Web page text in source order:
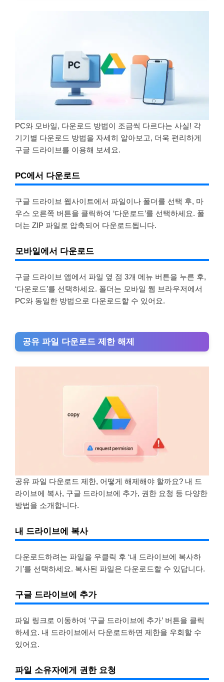
PC와 모바일, 다운로드 방법이 조금씩 다르다는 사실! 각
기기별 다운로드 방법을 자세히 알아보고, 더욱 편리하게
구글 드라이브를 이용해 보세요.
PC에서 다운로드
구글 드라이브 웹사이트에서 파일이나 폴더를 선택 후, 마
우스 오른쪽 버튼을 클릭하여 ‘다운로드’를 선택하세요. 폴
더는 ZIP 파일로 압축되어 다운로드됩니다.
모바일에서 다운로드
구글 드라이브 앱에서 파일 옆 점 3개 메뉴 버튼을 누른 후,
‘다운로드’를 선택하세요. 폴더는 모바일 웹 브라우저에서
PC와 동일한 방법으로 다운로드할 수 있어요.
공유 파일 다운로드 제한 해제
공유 파일 다운로드 제한, 어떻게 해제해야 할까요? 내 드
라이브에 복사, 구글 드라이브에 추가, 권한 요청 등 다양한
방법을 소개합니다.
내 드라이브에 복사
다운로드하려는 파일을 우클릭 후 ‘내 드라이브에 복사하
기’를 선택하세요. 복사된 파일은 다운로드할 수 있답니다.
구글 드라이브에 추가
파일 링크로 이동하여 ‘구글 드라이브에 추가’ 버튼을 클릭
하세요. 내 드라이브에서 다운로드하면 제한을 우회할 수
있어요.
파일 소유자에게 권한 요청